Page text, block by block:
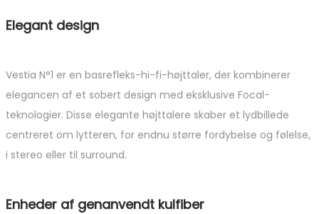
Elegant design
Vestia N°1 er en basrefleks-hi-fi-højttaler, der kombinerer
elegancen af ​​et sobert design med eksklusive Focal-
teknologier. Disse elegante højttalere skaber et lydbillede
centreret om lytteren, for endnu større fordybelse og følelse,
i stereo eller til surround.
Enheder af genanvendt kulfiber